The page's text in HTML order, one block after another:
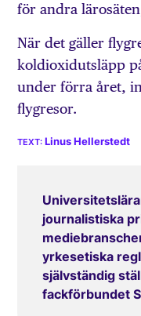
för andra
När det gäller
koldioxidutsläpp
under förra året,
flygresor.
Linus Hellerstedt
journalistiska
yrkesetiska
självständig
fackförbundet